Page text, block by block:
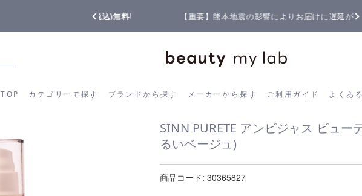
【重要】熊本地震の影響によりお届けに遅延が生じております
TOP カテゴリーで探す ブランドから探す メーカーから探す ご利用ガイド よくあ
カテゴリーから探す ブランドから探す メーカーから探す ご利用ガイド よ
SINN PURETE アンビジャス ビュ
るいベージュ)
商品コード: 30365827